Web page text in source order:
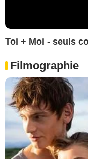
Toi + Moi - seuls
Filmographie